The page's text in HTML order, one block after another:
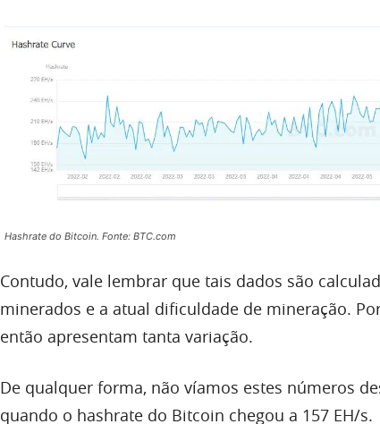
Hashrate do Bitcoin. Fonte: BTC.com
Contudo, vale lembrar que tais dados são
minerados e a atual dificuldade de mineração.
então apresentam tanta variação.
De qualquer forma, não víamos estes números
quando o hashrate do Bitcoin chegou a 157 EH/s.